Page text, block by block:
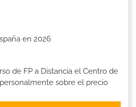
en 2026
de FP a Distancia el Centro de
sobre el precio